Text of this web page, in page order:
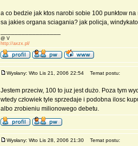
a co bedzie jak ktos narobi sobie 100 punktow
sa jakies organa sciagania? jak policja,
@ V
http://axzx.pl/
Wysłany: Wto Lis 21, 2006 22:54 Temat postu:
Jestem przeciw, 100 to juz jest dużo. Poza tym
wtedy człowiek tyle sprzedaje i podobna ilosc
albo zrobieniu milionowego debetu.
Wysłany: Wto Lis 28, 2006 21:30 Temat postu: